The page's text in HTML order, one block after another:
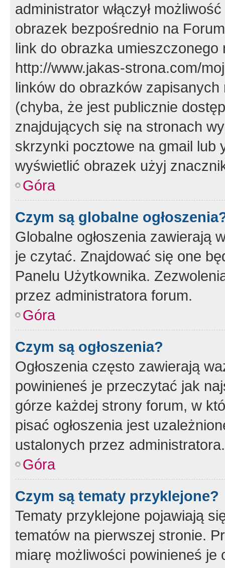
administrator włączył
obrazek bezpośrednio na
link do obrazka
http://www.jakas-strona.com/
linków do obrazków
(chyba, że jest publicznie
znajdujących się na stronach
skrzynki pocztowe na gmail lub
wyświetlić obrazek użyj
Góra
Czym są globalne
Globalne ogłoszenia zawierają
je czytać. Znajdować się one
Panelu Użytkownika.
przez administratora forum.
Góra
Czym są ogłoszenia?
Ogłoszenia często zawierają
powinieneś je przeczytać jak
górze każdej strony forum, w
pisać ogłoszenia jest
ustalonych przez administratora.
Góra
Czym są tematy przyklejone?
Tematy przyklejone pojawiają
tematów na pierwszej stronie.
miarę możliwości powinieneś je